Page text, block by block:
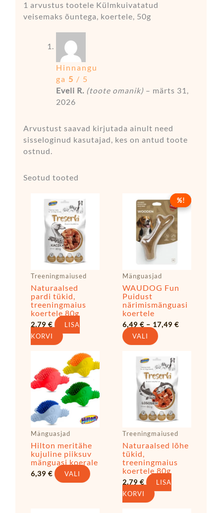
1 arvustus tootele Külmkuivatatud
veisemaks õuntega, koertele, 50g
Hinnangu
ga 5 / 5
Eveli R. (toote omanik) – märts 31,
2026
Arvustust saavad kirjutada ainult need
sisseloginud kasutajad, kes on antud toote
ostnud.
Seotud tooted
Treeningmaiused
Naturaalsed
pardi tükid,
treeningmaius
koertele 80g
2,79 €
LISA
KORVI
%!
%!
Mänguasjad
WAUDOG Fun
Puidust
närimismänguasi
koertele
6,49€ – 17,49€
6,49 €
kuni
VALI
Sellel
tootel
on
mitu
varianti.
teha
tootelehel.
Mänguasjad
Hilton meritähe
kujuline piiksuv
mänguasi koerale
6,39 € VALI
Sellel
tootel
mitu
varianti.
Valikuid
saab
tootelehel.
Treeningmaiused
Naturaalsed lõhe
tükid,
treeningmaius
koertele 80g
2,79€
LISA
KORVI